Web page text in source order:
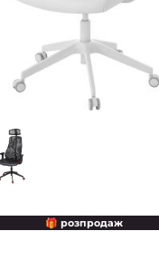
🎁 розпродаж